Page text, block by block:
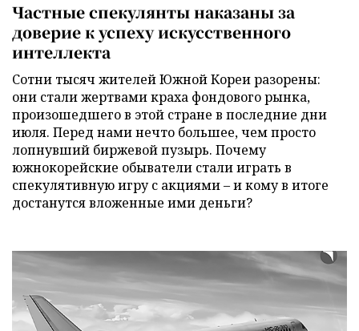
Частные спекулянты наказаны за
доверие к успеху искусственного
интеллекта
Сотни тысяч жителей Южной Кореи разорены:
они стали жертвами краха фондового рынка,
произошедшего в этой стране в последние дни
июля. Перед нами нечто большее, чем просто
лопнувший биржевой пузырь. Почему
южнокорейские обыватели стали играть в
спекулятивную игру с акциями – и кому в итоге
достанутся вложенные ими деньги?